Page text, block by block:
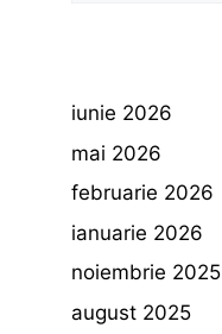
iunie 2026
mai 2026
februarie 2026
ianuarie 2026
noiembrie 2025
august 2025